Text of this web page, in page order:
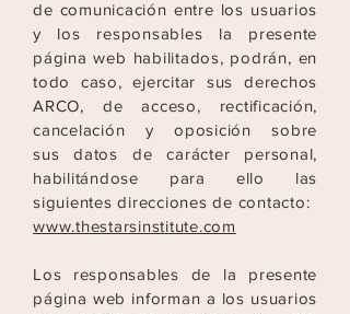
de comunicación entre los usuarios
y los responsables la presente
página web habilitados, podrán, en
todo caso, ejercitar sus derechos
ARCO, de acceso, rectificación,
cancelación y oposición sobre
susdatos de carácter personal,
habilitándose para ello las
siguientes direcciones de contacto:
www.thestarsinstitute.com
Los responsables de la presente
página web informan a los usuarios